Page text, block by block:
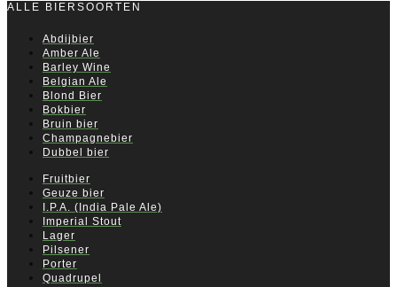
ALLE BIERSOORTEN
Abdijbier
Amber Ale
Barley Wine
Belgian Ale
Blond Bier
Bokbier
Bruin bier
Champagnebier
Dubbel bier
Fruitbier
Geuze bier
I.P.A. (India Pale Ale)
Imperial Stout
Lager
Pilsener
Porter
Quadrupel